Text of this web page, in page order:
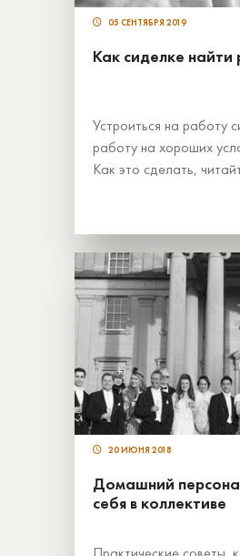
05 СЕНТЯБРЯ 2019
Как сиделке найти
Устроиться на работу
работу на хороших
Как это сделать,
20 ИЮНЯ 2018
Домашний
себя в коллективе